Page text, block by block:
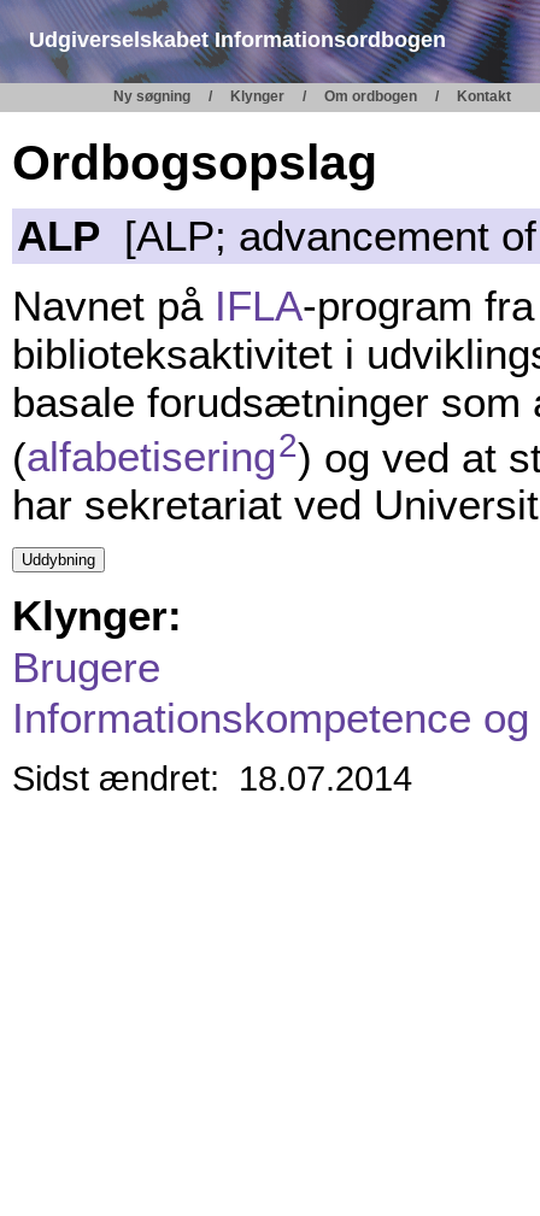
Udgiverselskabet Informationsordbogen
Ny søgning Klynger Om ordbogen Kontakt
Ordbogsopslag
ALP [ALP; advancement
Navnet på IFLA-program
biblioteksaktivitet i
basale forudsætninger
(alfabetisering2) og ved at
har sekretariat ved
Klynger:
Brugere
Informationskompetence
Sidst ændret: 18.07.2014